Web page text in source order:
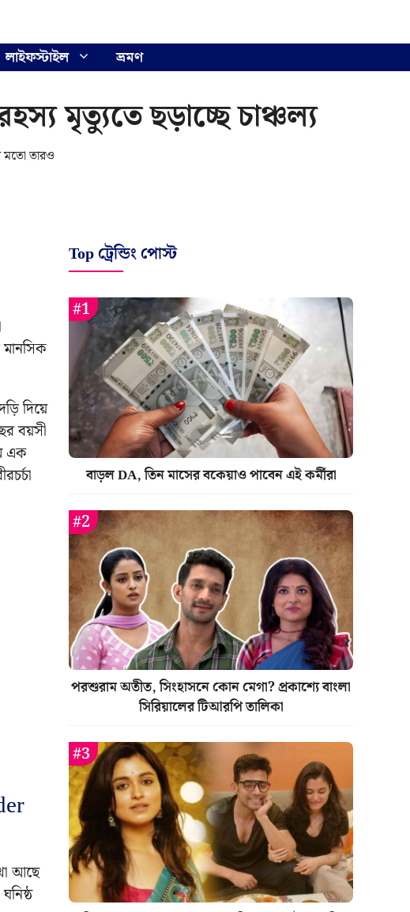
লাইফস্টাইল ভ্রমণ
মৃত্যুতে ছড়াচ্ছে চাঞ্চল্য
মতো তারও
দিয়ে
বয়সী
এক
আছে
Top ট্রেন্ডিং পোস্ট
বাড়ল DA, তিন মাসের বকেয়াও পাবেন এই কর্মীরা
পরশুরাম অতীত, সিংহাসনে কোন মেগা? প্রকাশ্যে বাংলা
সিরিয়ালের টিআরপি তালিকা